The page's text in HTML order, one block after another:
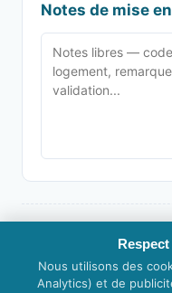
Notes de mise
avant
Imprimer / Enregistrer
Nous utilisons des
Analytics) et de